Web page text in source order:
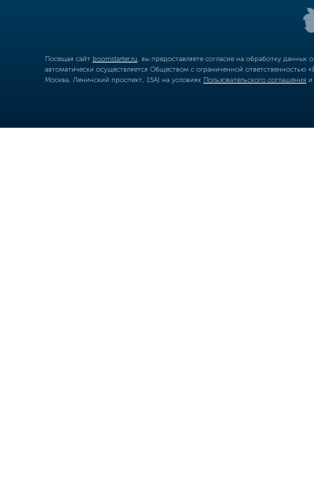
Посещая сайт boomstarter.ru , вы предоставляете согласие на обработку
автоматически осуществляется Обществом с ограниченной
Москва, Ленинский проспект, 15А) на условиях Пользовательского соглашения и